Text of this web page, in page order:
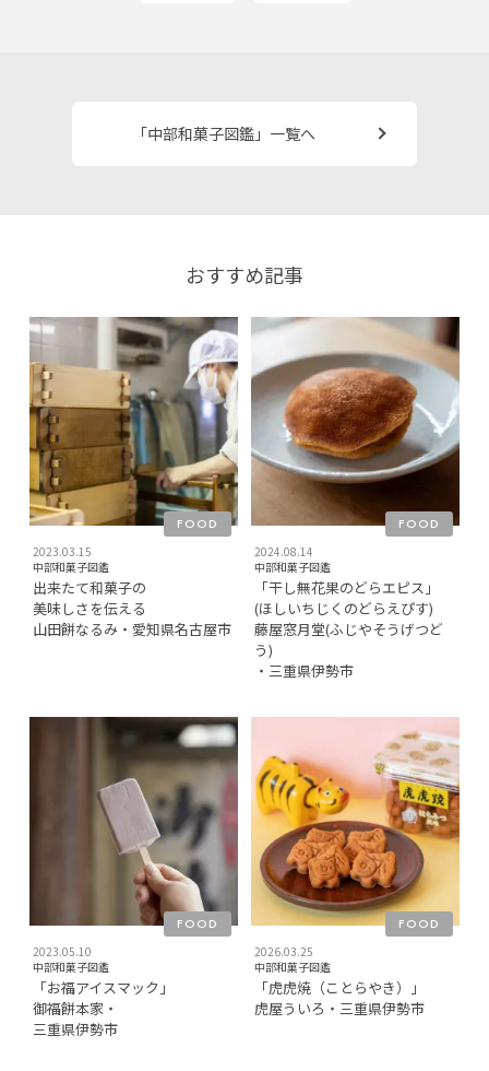
「中部和菓子図鑑」一覧へ
おすすめ記事
2023.03.15
FOOD
中部和菓子図鑑
出来たて和菓子の
美味しさを伝える
山田餅なるみ・愛知県名古屋市
2024.08.14
FOOD
中部和菓子図鑑
「干し無花果のどらエピス」
(ほしいちじくのどらえぴす)
藤屋窓月堂(ふじやそうげつど
う)
・三重県伊勢市
2023.05.10
FOOD
中部和菓子図鑑
「お福アイスマック」
御福餅本家・
三重県伊勢市
2026.03.25
FOOD
中部和菓子図鑑
「虎虎焼（ことらやき）」
虎屋ういろ・三重県伊勢市